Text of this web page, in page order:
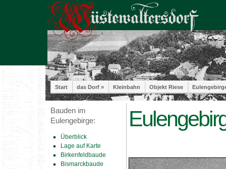
Start das Dorf » Kleinbahn Objekt Riese
Bauden im
Eulengebirge:
Überblick
Lage auf Karte
Birkenfeldbaude
Bismarckbaude